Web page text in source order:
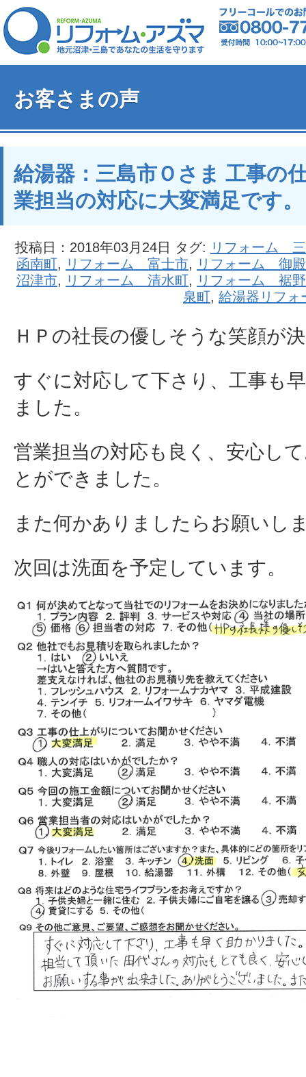
お客さまの声
給湯器：三島市Ｏさま 工事の
業担当の対応に大変満足です。
投稿日：2018年03月24日 タグ: リフォーム
函南町, リフォーム 富士市, リフォーム 御
沼津市, リフォーム 清水町, リフォーム 裾
泉町, 給湯器リフォ
ＨＰの社長の優しそうな笑顔が
すぐに対応して下さり、工事も
ました。
営業担当の対応も良く、安心し
とができました。
また何かありましたらお願いし
次回は洗面を予定しています。